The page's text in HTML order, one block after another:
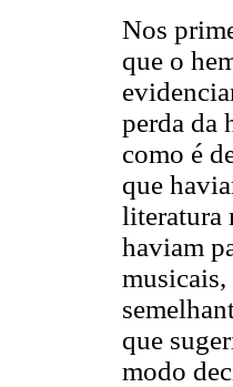
Nos
que o
perda da
como é
que
literatura
haviam
que
modo